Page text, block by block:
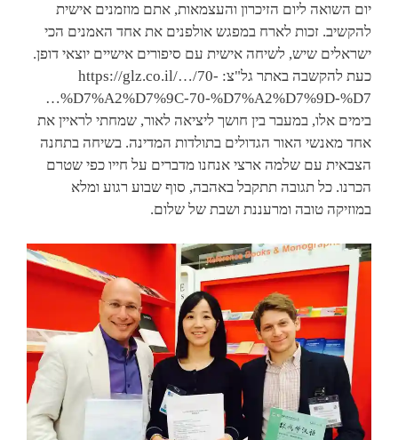
יום השואה ליום הזיכרון והעצמאות, אתם מוזמנים אישית
להקשיב. זכות לארח במפגש אולפנים את אחד האמנים הכי
ישראלים שיש, לשיחה אישית עם סיפורים אישיים יוצאי דופן.
כעת להקשבה באתר גל"צ: https://glz.co.il/…/70-
%D7%A2%D7%9C-70-%D7%A2%D7%9D-%D7…
בימים אלו, במעבר בין חושך ליציאה לאור, שמחתי לראיין את
אחד מאנשי האור הגדולים בתולדות המדינה. בשיחה בתחנה
הצבאית עם שלמה ארצי אנחנו מדברים על חייו כפי שטרם
הכרנו. כל תגובה תתקבל באהבה, סוף שבוע רגוע ומלא
במוזיקה טובה ומרעננת ושבת של שלום.